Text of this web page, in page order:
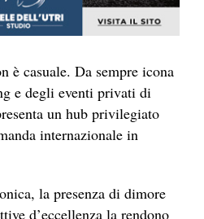
è casuale. Da sempre icona
e degli eventi privati di
un hub privilegiato
internazionale in
la presenza di dimore
d’eccellenza la rendono